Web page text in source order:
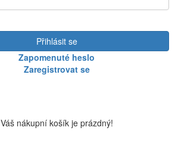
Přihlásit se
Zapomenuté heslo
Zaregistrovat se
Váš nákupní košík je prázdný!